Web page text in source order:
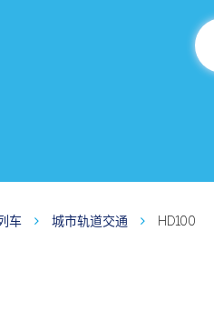
车 城市轨道交通 HD100